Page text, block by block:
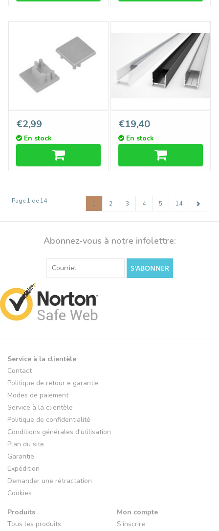
Embouts PLEX12 CL,
ensemble de deux
€2,99
En stock
Profilé LED PLEX12 CL mm
pour montage en surface 2
m
€19,40
En stock
Page 1 de 14 1 2 3 4 5 14
Abonnez-vous à notre infolettre:
S'ABONNER
Service à la clientèle
Contact
Politique de retour e garantie
Modes de paiement
Service à la clientèle
Politique de confidentialité
Conditions générales d'utilisation
Plan du site
Garantie
Expédition
Demander une rétractation
Cookies
Produits
Tous les produits
Mon compte
S'inscrire